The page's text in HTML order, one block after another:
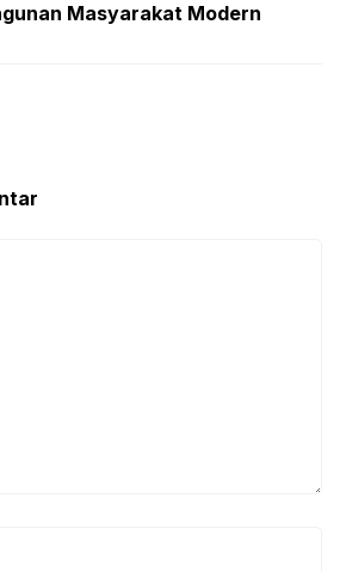
Masyarakat Modern